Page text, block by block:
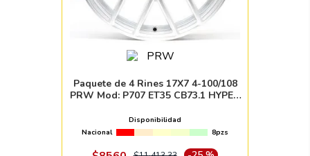
Paquete de 4 Rines 17X7 4-100/108
PRW Mod: P707 ET35 CB73.1 HYPER
Disponibilidad
Nacional
8pzs